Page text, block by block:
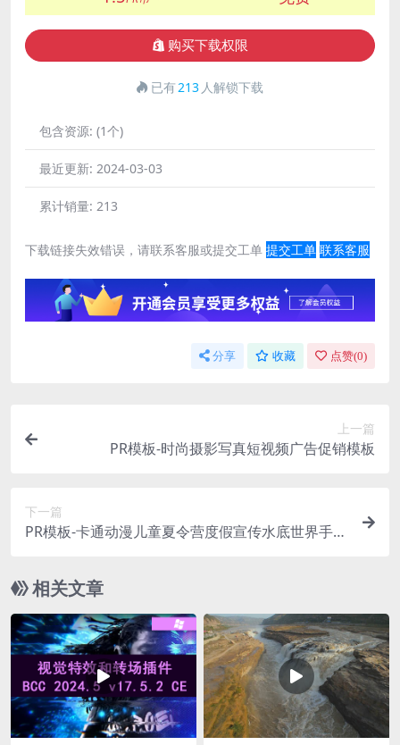
购买下载权限
已有213 人解锁下载
包含资源: (1个)
最近更新: 2024-03-03
累计销量: 213
下载链接失效错误，请联系客服或提交工单 提交工单 联系客服
分享 收藏 点赞(0)
上一篇
PR模板-时尚摄影写真短视频广告促销模板
下一篇
PR模板-卡通动漫儿童夏令营度假宣传水底世界手绘
相关文章